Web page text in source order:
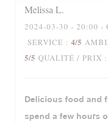
MelissaL
2024-03-30 - 20:00 -
SERVICE : 4/5
5/5 QUALITÉ / PRIX :
Delicious food and
spend a few hours